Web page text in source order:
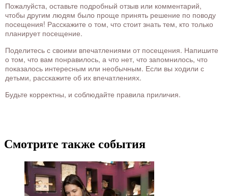
Пожалуйста, оставьте подробный отзыв или комментарий,
чтобы другим людям было проще принять решение по поводу
посещения! Расскажите о том, что стоит знать тем, кто только
планирует посещение.
Поделитесь с своими впечатлениями от посещения. Напишите
о том, что вам понравилось, а что нет, что запомнилось, что
показалось интересным или необычным. Если вы ходили с
детьми, расскажите об их впечатлениях.
Будьте корректны, и соблюдайте правила приличия.
Смотрите также события